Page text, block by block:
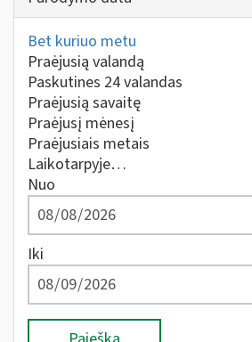
Bet kuriuo metu
Praėjusią valandą
Paskutines 24 valandas
Praėjusią savaitę
Praėjusį mėnesį
Praėjusiais metais
Laikotarpyje…
Nuo
Iki